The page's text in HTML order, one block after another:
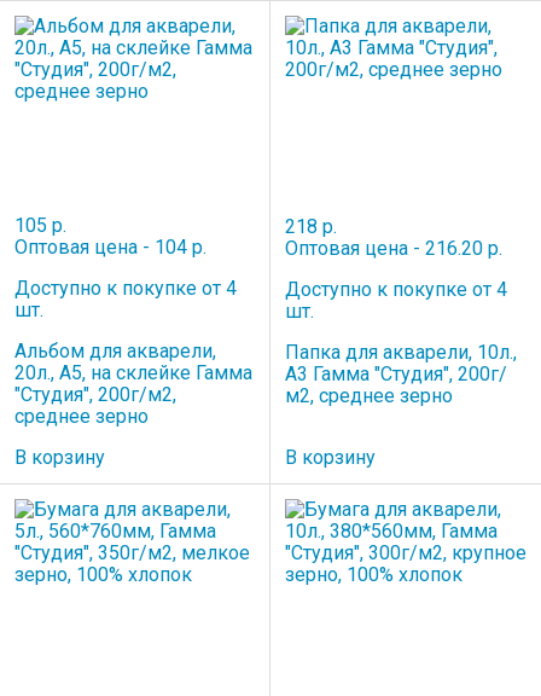
105 р.
Оптовая цена - 104 р.
Доступно к покупке от 4
шт.
Альбом для акварели,
20л., А5, на склейке Гамма
"Студия", 200г/м2,
среднее зерно
В корзину
218 р.
Оптовая цена - 216.20 р.
Доступно к покупке от 4
шт.
Папка для акварели, 10л.,
А3 Гамма "Студия", 200г/
м2, среднее зерно
В корзину